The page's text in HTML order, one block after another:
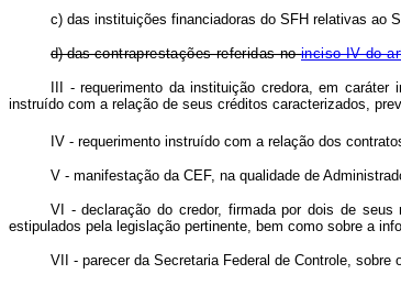
c) das instituições financiadoras do SFH
d) dascontraprestações referidas noinciso IV do
III - requerimento da instituição credora, em
instruído com a relação de seus créditos caracterizados,
IV - requerimento instruído com a relação dos
V - manifestação da CEF, na qualidade de
VI - declaração do credor, firmada por dois de
estipulados pela legislação pertinente, bem como sobre a
VII - parecer da Secretaria Federal de Controle, sobre